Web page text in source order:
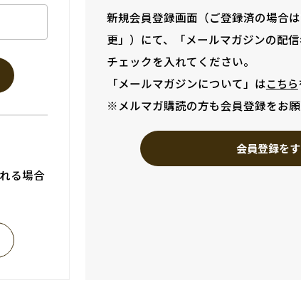
る場合
新規会員登録画面（ご登録済の場合
更」）にて、「メールマガジンの配
チェックを入れてください。
「メールマガジンについて」はこちら
※メルマガ購読の方も会員登録をお願
会員登録を